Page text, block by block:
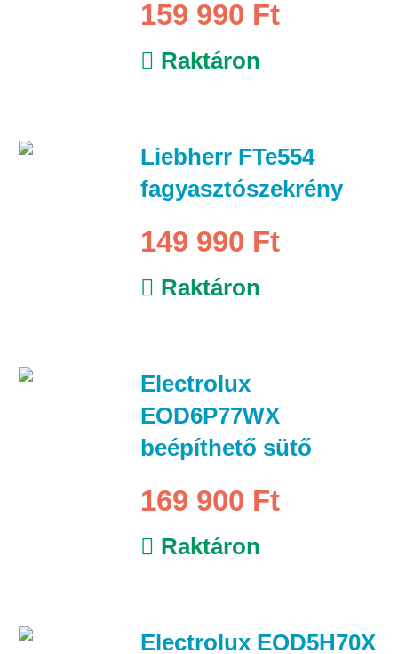
159 990 Ft
Raktáron
Liebherr FTe554
fagyasztószekrény
149 990 Ft
Raktáron
Electrolux
EOD6P77WX
beépíthető sütő
169 900 Ft
Raktáron
Electrolux EOD5H70X